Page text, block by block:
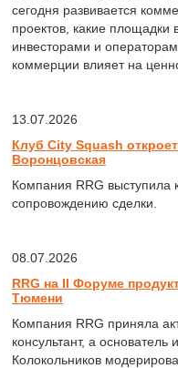
сегодня развивается
проектов, какие площадки
инвесторами и
коммерции влияет на
13.07.2026
Клуб City Squash
Воронцовская
Компания RRG выступила
сопровождению сделки.
08.07.2026
RRG на II Форуме
Тюмени
Компания RRG приняла
консультант, а
Колокольников